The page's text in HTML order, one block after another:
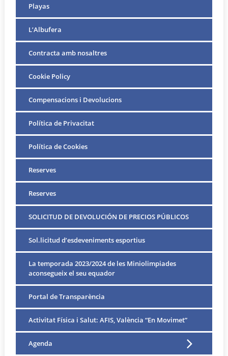
Playas
L’Albufera
Contracta amb nosaltres
Cookie Policy
Compensacions i Devolucions
Política de Privacitat
Política de Cookies
Reserves
Reserves
SOLICITUD DE DEVOLUCIÓN DE PRECIOS PÚBLICOS
Sol.licitud d’esdeveniments esportius
La temporada 2023/2024 de les Miniolimpiades
aconsegueix el seu equador
Portal de Transparència
Activitat Física i Salut: AFIS, València “En Movimet”
Agenda